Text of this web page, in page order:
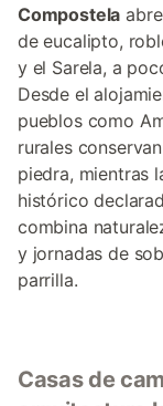
Compostela
de eucalipto,
y el Sarela, a
Desde el
pueblos como
rurales
piedra, mientras
histórico
combina
y jornadas de
parrilla.
Casas de